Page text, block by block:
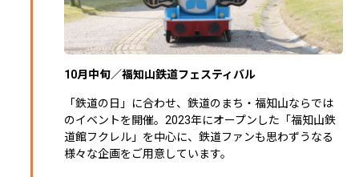
10月中旬／福知山鉄道フェスティバル
「鉄道の日」に合わせ、鉄道のまち・福知山ならでは
のイベントを開催。2023年にオープンした「福知山鉄
道館フクレル」を中心に、鉄道ファンも思わずうなる
様々な企画をご用意しています。